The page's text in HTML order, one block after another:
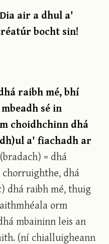
air a dhul a'
bocht sin!
raibh mé, bhí
sé in
choidhchinn dhá
a' fiachadh ar
(bradach) = dhá
dhá
dhá raibh mé, thuig
orm
mbaininn leis an
(ní chialluigheann